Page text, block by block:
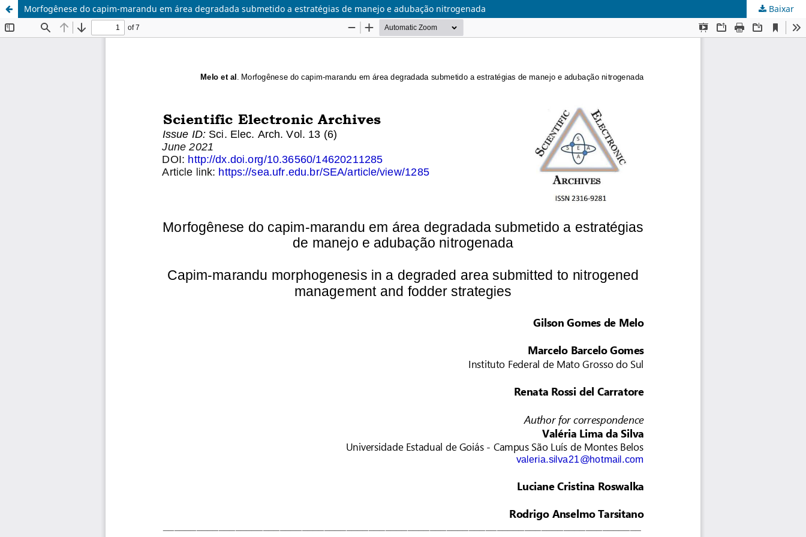
Morfogênese do capim-marandu em área degradada submetido a estratégias de manejo e adubação nitrogenada Baixar